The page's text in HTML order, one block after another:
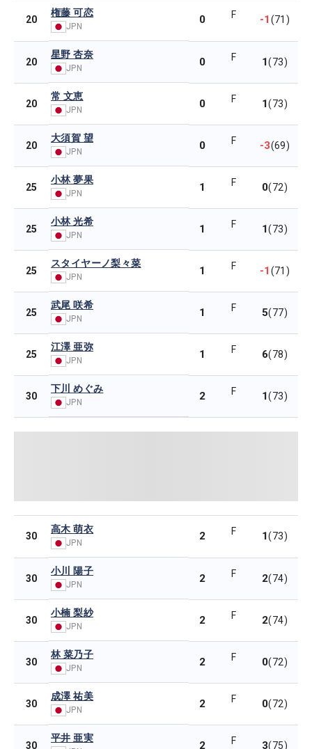
20
権藤 可恋
JPN
0 F -1(71)
20
星野 杏奈
JPN 0 F 1(73)
20
常 文恵
JPN 0 F 1(73)
20
大須賀 望
JPN 0 F -3(69)
25
小林 夢果
JPN 1 F 0(72)
25
小林 光希
JPN 1 F 1(73)
25
スタイヤーノ梨々菜
JPN 1 F -1(71)
25
武尾 咲希
JPN 1 F 5(77)
25
江澤 亜弥
JPN 1 F 6(78)
30
下川 めぐみ
JPN 2 F 1(73)
30
高木 萌衣
JPN
2 F 1(73)
30
小川 陽子
JPN 2 F 2(74)
30
小楠 梨紗
JPN 2 F 2(74)
30
林 菜乃子
JPN 2 F 0(72)
30
成澤 祐美
JPN 2 F 0(72)
30
平井 亜実
2 F 3(75)